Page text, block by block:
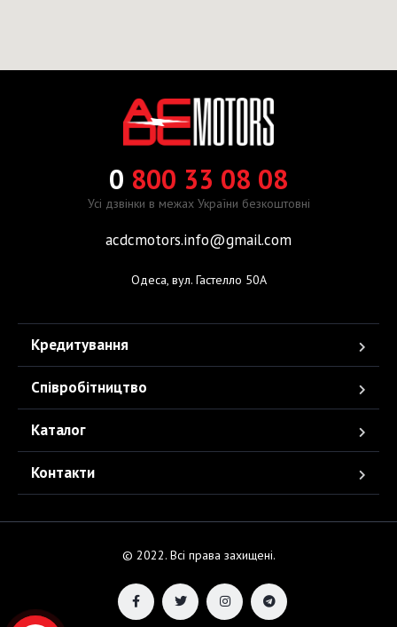
0 800 33 08 08
Усі дзвінки в межах України безкоштовні
acdcmotors.info@gmail.com
Одеса, вул. Гастелло 50А
Кредитування
Співробітництво
Каталог
Контакти
© 2022. Всі права захищені.